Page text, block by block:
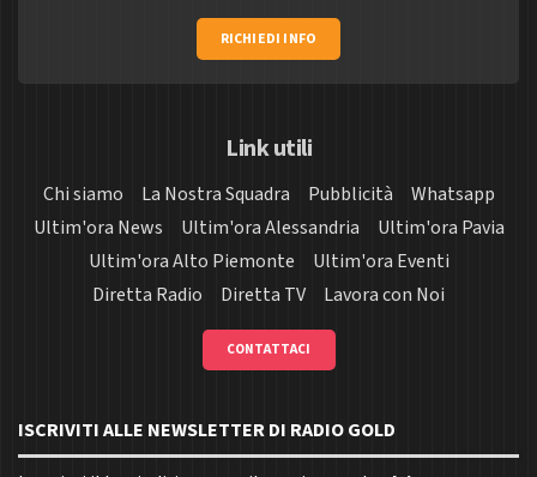
RICHIEDI INFO
Link utili
Chi siamo La Nostra Squadra Pubblicità
Whatsapp
Ultim'ora News
Ultim'ora Alessandria
Ultim'ora Pavia
Ultim'ora Alto Piemonte
Ultim'ora Eventi
Diretta Radio
Diretta TV Lavora con Noi
CONTATTACI
ISCRIVITI ALLE NEWSLETTER DI RADIO GOLD